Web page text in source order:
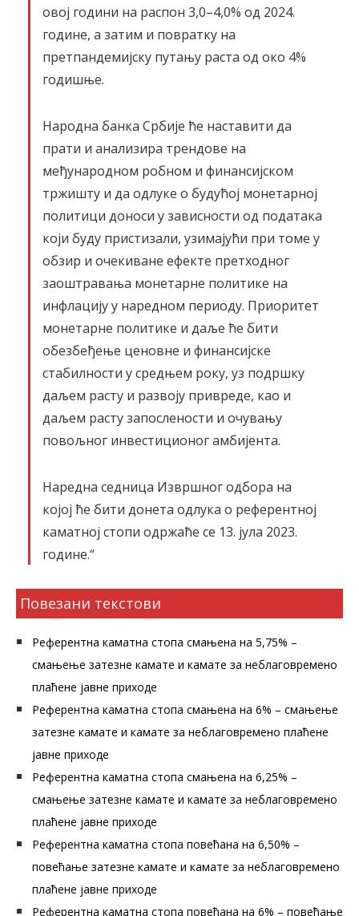
овој години на распон 3,0–4,0% од 2024.
године, а затим и повратку на
претпандемијску путању раста од око 4%
годишње.
Народна банка Србије ће наставити да
прати и анализира трендове на
међународном робном и финансијском
тржишту и да одлуке о будућој монетарној
политици доноси у зависности од података
који буду пристизали, узимајући при томе у
обзир и очекиване ефекте претходног
заоштравања монетарне политике на
инфлацију у наредном периоду. Приоритет
монетарне политике и даље ће бити
обезбеђење ценовне и финансијске
стабилности у средњем року, уз подршку
даљем расту и развоју привреде, као и
даљем расту запослености и очувању
повољног инвестиционог амбијента.
Наредна седница Извршног одбора на
којој ће бити донета одлука о референтној
каматној стопи одржаће се 13. јула 2023.
године.“
Повезани текстови
Референтна каматна стопа смањена на 5,75% –
смањење затезне камате и камате за неблаговремено
плаћене јавне приходе
Референтна каматна стопа смањена на 6% – смањење
затезне камате и камате за неблаговремено плаћене
јавне приходе
Референтна каматна стопа смањена на 6,25% –
смањење затезне камате и камате за неблаговремено
плаћене јавне приходе
Референтна каматна стопа повећана на 6,50% –
повећање затезне камате и камате за неблаговремено
плаћене јавне приходе
Референтна каматна стопа повећана на 6% – повећање